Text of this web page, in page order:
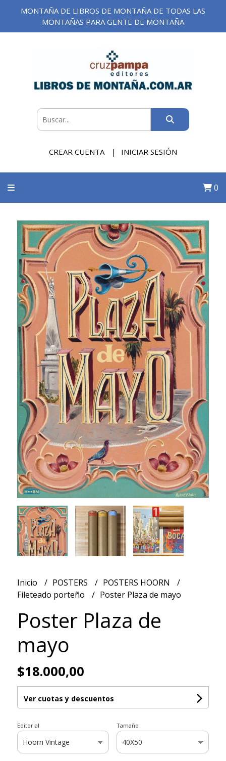
MONTAÑA DE LIBROS DE MONTAÑA DE TODAS LAS
MONTAÑAS PARA GENTE DE MONTAÑA
CREAR CUENTA INICIAR SESIÓN
0
Inicio POSTERS
POSTERS HOORN
Fileteado porteño
Poster Plaza de mayo
Poster Plaza de
mayo
$18.000,00
Ver cuotas y descuentos
Editorial Tamaño